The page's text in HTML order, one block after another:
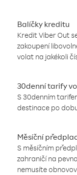
Balíčky kreditu
Kredit Viber Out
zakoupení
volat na jakékoli
30denní tarify
S 30denním
destinace po
Měsíční
S měsíčním
zahraničí na
nemusíte